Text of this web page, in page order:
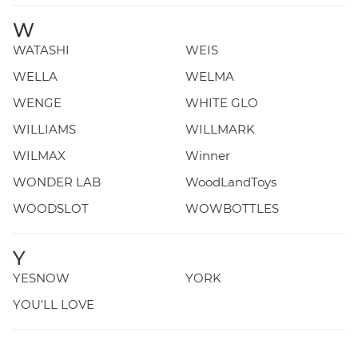
W
WATASHI
WEIS
WELLA
WELMA
WENGE
WHITE GLO
WILLIAMS
WILLMARK
WILMAX
Winner
WONDER LAB
WoodLandToys
WOODSLOT
WOWBOTTLES
Y
YESNOW
YORK
YOU'LL LOVE